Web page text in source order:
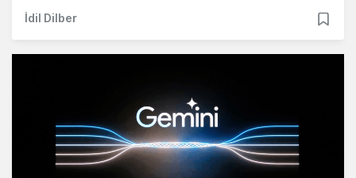
İdil Dilber